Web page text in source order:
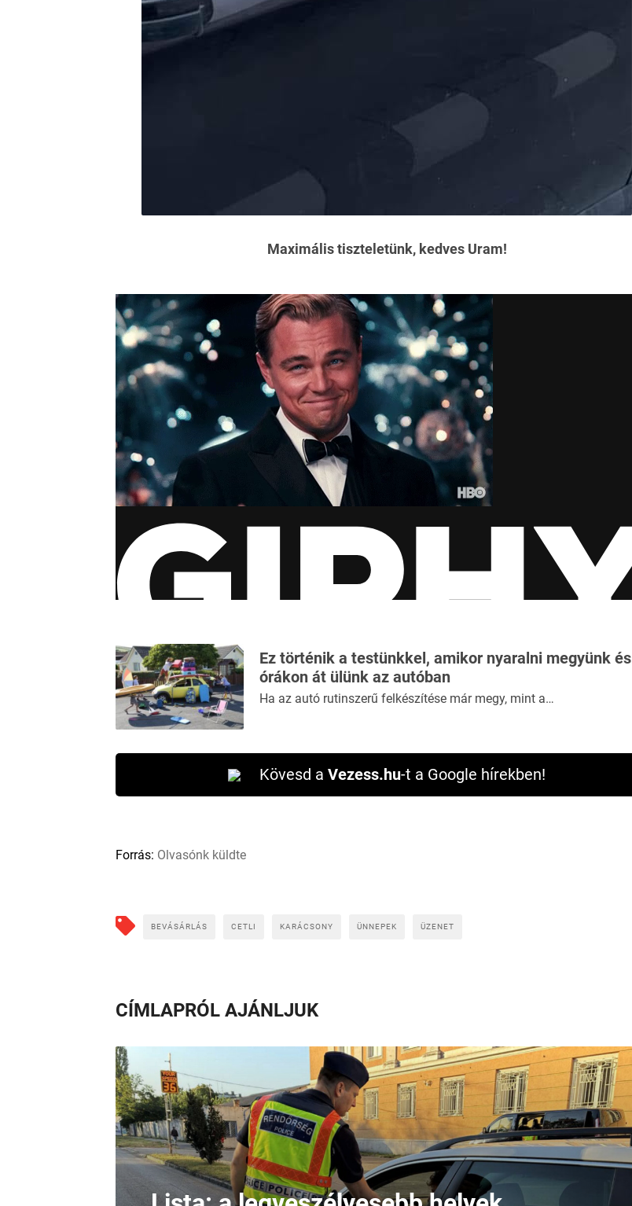
Maximális tiszteletünk, kedves Uram!
Ez történik a testünkkel, amikor nyaralni megyünk és
órákon át ülünk az autóban
Ha az autó rutinszerű felkészítése már megy, mint a…
Kövesd a Vezess.hu-t a Google hírekben!
Forrás: Olvasónk küldte
BEVÁSÁRLÁS CETLI KARÁCSONY ÜNNEPEK ÜZENET
CÍMLAPRÓL AJÁNLJUK